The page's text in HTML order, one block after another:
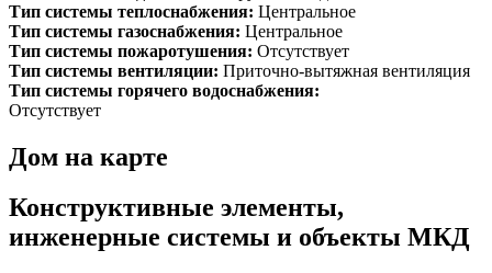
Тип системы теплоснабжения: Центральное
Тип системы газоснабжения: Центральное
Тип системы пожаротушения: Отсутствует
Тип системы вентиляции: Приточно-вытяжная вентиляция
Тип системы горячего водоснабжения:
Отсутствует
Дом на карте
Конструктивные элементы,
инженерные системы и объекты МКД